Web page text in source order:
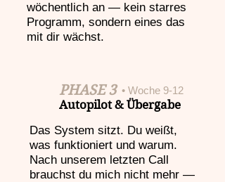
wöchentlich an — kein starres
Programm, sondern eines das
mit dir wächst.
PHASE 3 • Woche 9-12
Autopilot & Übergabe
Das System sitzt. Du weißt,
was funktioniert und warum.
Nach unserem letzten Call
brauchst du mich nicht mehr —